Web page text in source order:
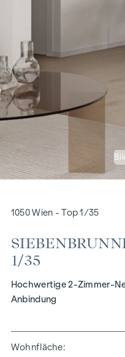
1050 Wien - Top 1/35
1/35
Hochwertige 2-Zimmer-
Anbindung
Wohnfläche